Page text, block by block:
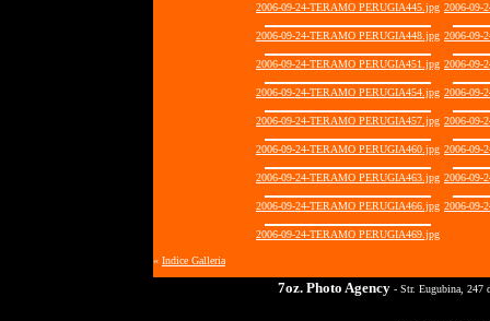
2006-09-24-TERAMO PERUGIA445.jpg 2006-09-
2006-09-24-TERAMO PERUGIA448.jpg 2006-09-
2006-09-24-TERAMO PERUGIA451.jpg 2006-09-
2006-09-24-TERAMO PERUGIA454.jpg 2006-09-
2006-09-24-TERAMO PERUGIA457.jpg 2006-09-
2006-09-24-TERAMO PERUGIA460.jpg 2006-09-
2006-09-24-TERAMO PERUGIA463.jpg 2006-09-
2006-09-24-TERAMO PERUGIA466.jpg 2006-09-
2006-09-24-TERAMO PERUGIA469.jpg
« Indice Galleria
7oz. Photo Agency - Str. Eugubina, 247